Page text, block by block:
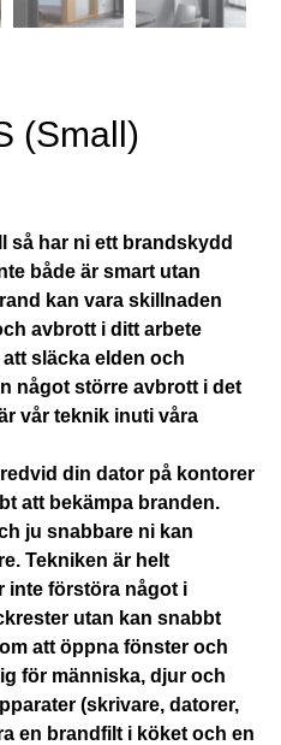
(Small)
så har ni ett brandskydd
både är smart utan
kan vara skillnaden
avbrott i ditt arbete
släcka elden och
något större avbrott i det
vår teknik inuti våra
din dator på kontorer
att bekämpa branden.
ju snabbare ni kan
Tekniken är helt
inte förstöra något i
utan kan snabbt
att öppna fönster och
för människa, djur och
(skrivare, datorer,
en brandfilt i köket och en